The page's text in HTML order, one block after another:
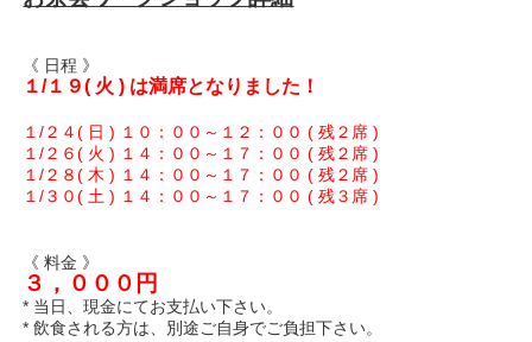
《 日程 》
１/１９( 火 ) は満席となりました！
１/２４( 日 ) １０：００～１２：００ ( 残２席 )
１/２６( 火 ) １４：００～１７：００ ( 残２席 )
１/２８( 木 ) １４：００～１７：００ ( 残２席 )
１/３０( 土 ) １４：００～１７：００ ( 残３席 )
《 料金 》
３，０００円
* 当日、現金にてお支払い下さい。
* 飲食される方は、別途ご自身でご負担下さい。